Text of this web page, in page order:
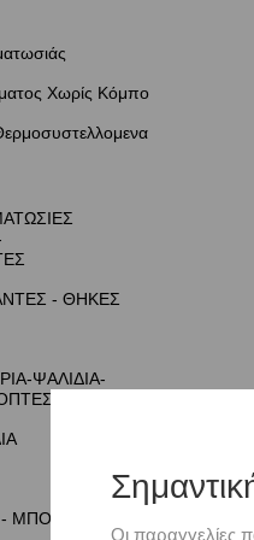
Χωρίς Κόμπο
- ΘΗΚΕΣ
ΨΑΛΙΔΙΑ-
ΜΠΟΡΜΠΑΔΕΣ -
Οι παραγγελίες